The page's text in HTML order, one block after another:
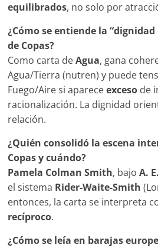
equilibrados, no solo por
¿Cómo se entiende la
de Copas?
Como carta deAgua, gana
Agua/Tierra (nutren) y puede
Fuego/Aire si apareceexceso de
racionalización. La dignidad
relación.
¿Quién consolidó la escena
Copas y cuándo?
Pamela Colman Smith, bajoA.
el sistema Rider-Waite-Smith
entonces, la carta se interpreta
recíproco.
¿Cómo se leía en barajas